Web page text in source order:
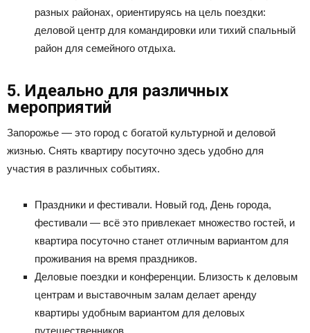
разных районах, ориентируясь на цель поездки:
деловой центр для командировки или тихий спальный
район для семейного отдыха.
5. Идеально для различных
мероприятий
Запорожье — это город с богатой культурной и деловой
жизнью. Снять квартиру посуточно здесь удобно для
участия в различных событиях.
Праздники и фестивали. Новый год, День города,
фестивали — всё это привлекает множество гостей, и
квартира посуточно станет отличным вариантом для
проживания на время праздников.
Деловые поездки и конференции. Близость к деловым
центрам и выставочным залам делает аренду
квартиры удобным вариантом для деловых
путешественников.